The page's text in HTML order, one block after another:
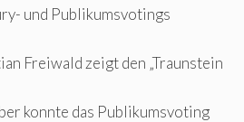
und Publikumsvotings
Freiwald zeigt den „Traunstein
konnte das Publikumsvoting